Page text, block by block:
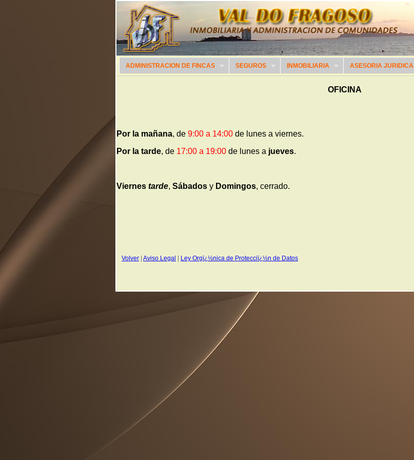
ADMINISTRACION DE FINCAS SEGUROS INMOBILIARIA ASESORIA JURIDICA
OFICINA
Por la mañana, de 9:00 a 14:00 de lunes a viernes.
Por la tarde, de 17:00 a 19:00 de lunes a jueves.
Viernes tarde, Sábados y Domingos, cerrado.
Volver Aviso Legal Ley Orgï¿½nica de Protecciï¿½n de Datos